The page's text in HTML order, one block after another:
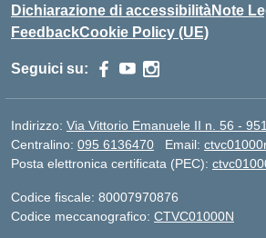
Dichiarazione di accessibilitàNote
FeedbackCookie Policy (UE)
Seguici su:
Indirizzo: Via Vittorio Emanuele II n. 56 -
Centralino: 095 6136470 Email:
Posta elettronica certificata (PEC):
Codice fiscale: 80007970876
Codice meccanografico: CTVC01000N